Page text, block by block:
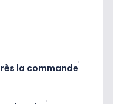
la commande